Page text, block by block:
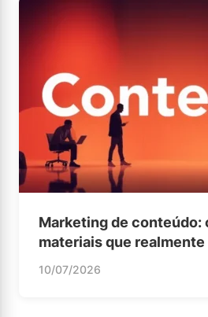
Marketing de conteúdo:
materiais que realmente
10/07/2026